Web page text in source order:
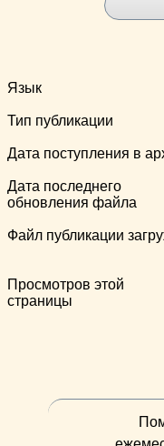
Язык
Тип публикации
Дата поступления в
Дата последнего
обновления файла
Файл публикации
Просмотров этой
страницы